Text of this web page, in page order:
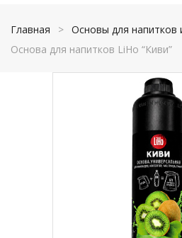
Главная > Основы для напитков
Основа для напитков LiHo “Киви”